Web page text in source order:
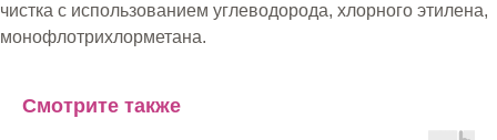
чистка с использованием углеводорода, хлорного этилена,
монофлотрихлорметана.
Смотрите также